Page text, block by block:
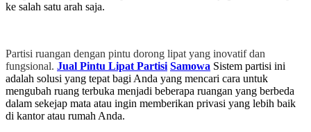
ke salah satu arah saja.
Partisi ruangan dengan pintu dorong lipat yang inovatif dan
fungsional. Jual Pintu Lipat Partisi Samowa Sistem partisi ini
adalah solusi yang tepat bagi Anda yang mencari cara untuk
mengubah ruang terbuka menjadi beberapa ruangan yang berbeda
dalam sekejap mata atau ingin memberikan privasi yang lebih baik
di kantor atau rumah Anda.